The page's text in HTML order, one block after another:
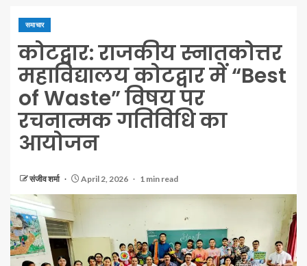
समाचार
कोटद्वार: राजकीय स्नातकोत्तर
महाविद्यालय कोटद्वार में “Best
of Waste” विषय पर
रचनात्मक गतिविधि का
आयोजन
संजीव शर्मा April 2, 2026 1 min read